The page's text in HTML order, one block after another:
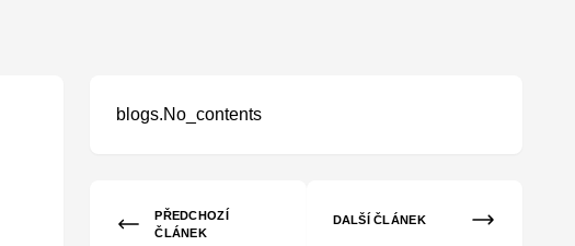
blogs.No_contents
PŘEDCHOZÍ
ČLÁNEK
DALŠÍ ČLÁNEK